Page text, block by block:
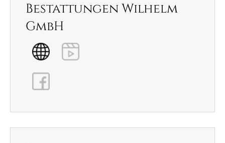
Bestattungen Wilhelm
GmbH